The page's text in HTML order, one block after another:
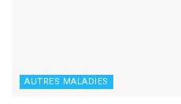
AUTRES MALADIES